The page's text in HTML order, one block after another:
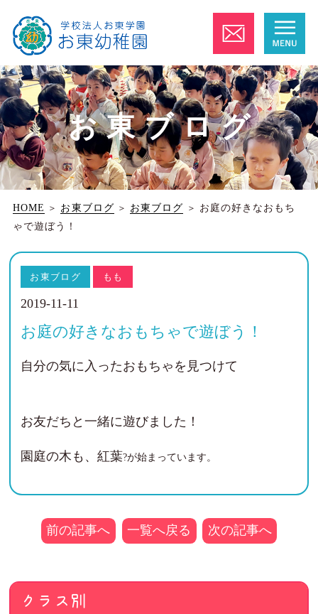
お東ブログ
HOME ＞ お東ブログ ＞ お東ブログ ＞ お庭の好きなおもち
ゃで遊ぼう！
お東ブログ もも
2019-11-11
お庭の好きなおもちゃで遊ぼう！
自分の気に入ったおもちゃを見つけて
お友だちと一緒に遊びました！
園庭の木も、紅葉?が始まっています。
前の記事へ 一覧へ戻る 次の記事へ
クラス別